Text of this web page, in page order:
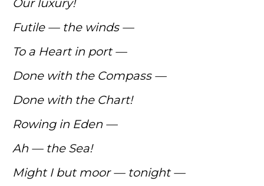
Our luxury!
Futile — the winds —
To a Heart in port —
Done with the Compass —
Done with the Chart!
Rowing in Eden —
Ah — the Sea!
Might I but moor — tonight —